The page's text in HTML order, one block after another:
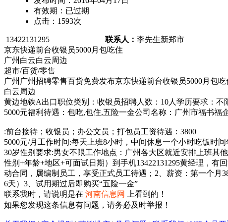
有效期： 已过期
点击： 1593次
13422131295 联系人： 李先生新郑市
京东快递前台收银员5000月包吃住
广州白云白云周边
超市/百货/零售
广州广州招聘零售百货免费发布京东快递前台收银员5000月包吃
白云周边
黄边地铁A出口职位类别：收银员招聘人数：10人学历要求：不
5000元福利待遇：包吃,包住,五险一金公司名称：广州市福书
:前台接待；收银员；办公文员；打包员工资待遇：3800
5000元/月工作时间:每天上班8小时，中间休息一个小时吃饭时间
30岁性别要求:男女不限工作地点：广州各大区就近安排上班其
性别+年龄+地区+可面试日期）到手机13422131295黄经理，
动合同，属编制员工，享受正式员工待遇；2、薪资：第一个月
6天）3、试用期过后即购买“五险一金”
联系我时，请说明是在 河南信息网
上看到的！
如果您发现这条信息有问题，请务必及时举报！